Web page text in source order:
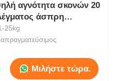
αγνότητα σκονών 20
άσπρη
25kg
Μιλήστε τώρα.